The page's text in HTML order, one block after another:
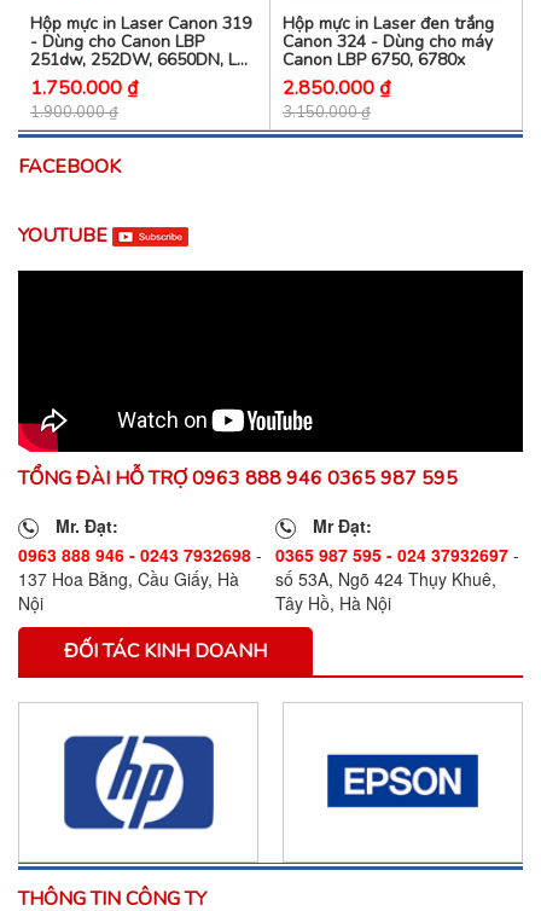
Hộp mực in Laser Canon 319
- Dùng cho Canon LBP
251dw, 252DW, 6650DN, LBP
6300DN
1.750.000 ₫
1.900.000 ₫
Hộp mực in Laser đen trắng
Canon 324 - Dùng cho máy
Canon LBP 6750, 6780x
2.850.000 ₫
3.150.000 ₫
FACEBOOK
YOUTUBE
TỔNG ĐÀI HỖ TRỢ 0963 888 946 0365 987 595
Mr. Đạt:
0963 888 946 - 0243 7932698 -
137 Hoa Bằng, Cầu Giấy, Hà
Nội
Mr Đạt:
0365 987 595 - 024 37932697 -
số 53A, Ngõ 424 Thụy Khuê,
Tây Hồ, Hà Nội
ĐỐI TÁC KINH DOANH
THÔNG TIN CÔNG TY